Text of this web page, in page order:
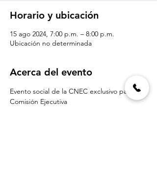
Horario y ubicación
15 ago 2024, 7:00 p.m. – 8:00 p.m.
Ubicación no determinada
Acerca del evento
Evento social de la CNEC exclusivo para
Comisión Ejecutiva